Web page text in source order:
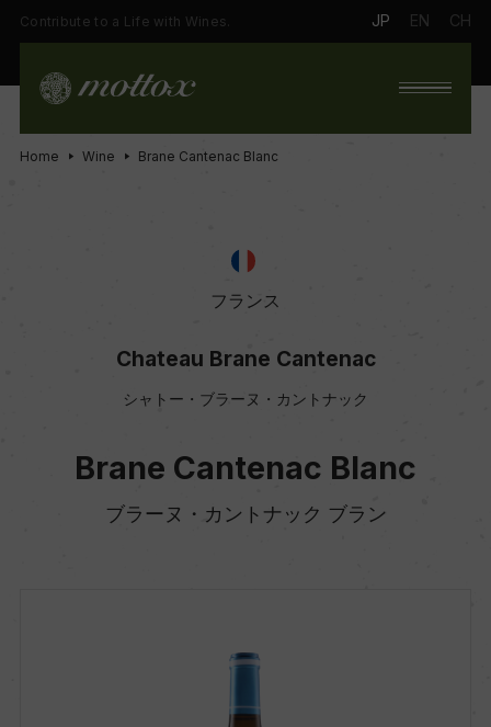
Contribute to a Life with Wines. JP EN CH
Home Wine Brane Cantenac Blanc
フランス
Chateau Brane Cantenac
シャトー・ブラーヌ・カントナック
Brane Cantenac Blanc
ブラーヌ・カントナック ブラン